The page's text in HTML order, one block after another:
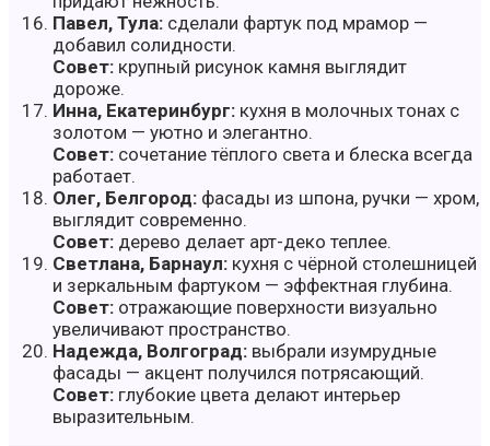
Павел, Тула: сделали фартук под мрамор —
добавил солидности.
Совет: крупный рисунок камня выглядит
дороже.
Инна, Екатеринбург: кухня в молочных тонах с
золотом — уютно и элегантно.
Совет: сочетание тёплого света и блеска всегда
работает.
Олег, Белгород: фасады из шпона, ручки — хром,
выглядит современно.
Совет: дерево делает арт-деко теплее.
Светлана, Барнаул: кухня с чёрной столешницей
и зеркальным фартуком — эффектная глубина.
Совет: отражающие поверхности визуально
увеличивают пространство.
Надежда, Волгоград: выбрали изумрудные
фасады — акцент получился потрясающий.
Совет: глубокие цвета делают интерьер
выразительным.